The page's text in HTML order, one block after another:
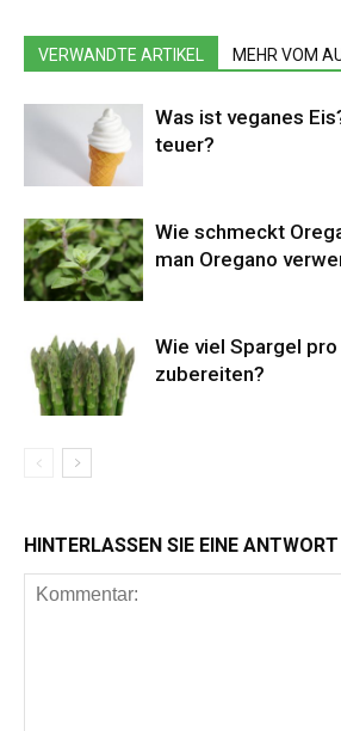
VERWANDTE ARTIKEL MEHR VOM
Was ist veganes
teuer?
Wie schmeckt
man Oregano
Wie viel Spargel
zubereiten?
HINTERLASSEN SIE EINE ANTWORT